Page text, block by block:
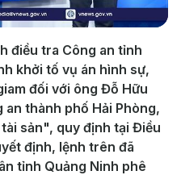
điều tra Công an tỉnh
khởi tố vụ án hình sự,
đối với ông Đỗ Hữu
an thành phố Hải Phòng,
sản", quy định tại Điều
định, lệnh trên đã
tỉnh Quảng Ninh phê